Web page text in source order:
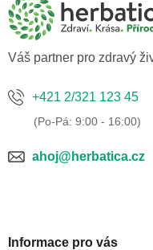
a
Váš partner pro zdravý
+421 2/321 123 45
ahoj@herbatica.cz
Informace pro vás